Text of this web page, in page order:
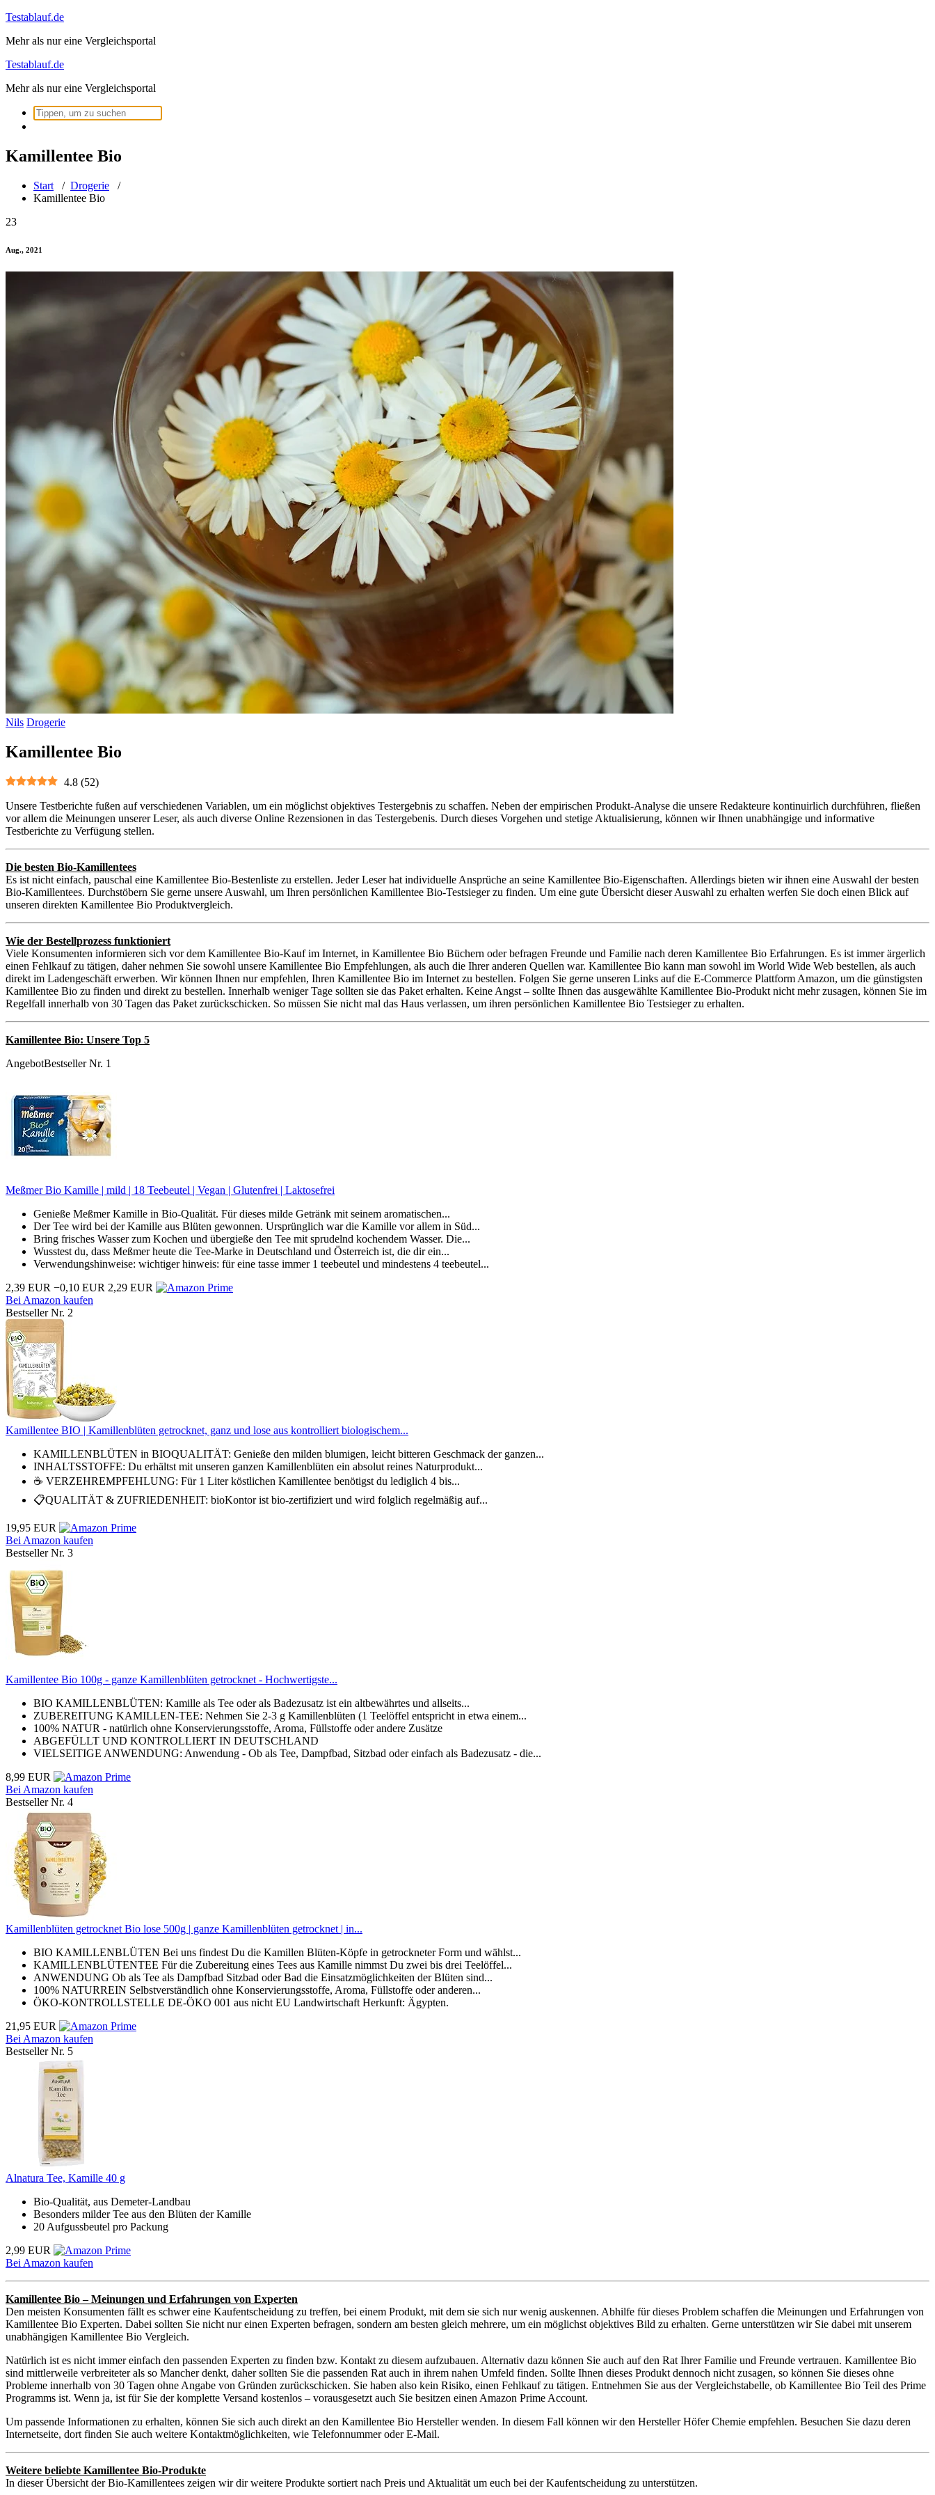
Zum
springen
Testablauf.de
Mehr als nur eine Vergleichsportal
Testablauf.de
Mehr als nur eine Vergleichsportal
Suchen
nach:
Kamillentee Bio
Start / Drogerie /
Kamillentee Bio
23
Aug., 2021
Nils Drogerie
Kamillentee Bio
4.8 (52)
Unsere Testberichte fußen auf verschiedenen Variablen, um ein möglichst objektives Testergebnis zu schaffen. Neben der empirischen Produkt-Analyse die unsere Redakteure kontinuirlich durchführen, fließen
vor allem die Meinungen unserer Leser, als auch diverse Online Rezensionen in das Testergebenis. Durch dieses Vorgehen und stetige Aktualisierung, können wir Ihnen unabhängige und informative
Testberichte zu Verfügung stellen.
Die besten Bio-Kamillentees
Es ist nicht einfach, pauschal eine Kamillentee Bio-Bestenliste zu erstellen. Jeder Leser hat individuelle Ansprüche an seine Kamillentee Bio-Eigenschaften. Allerdings bieten wir ihnen eine Auswahl der besten
Bio-Kamillentees. Durchstöbern Sie gerne unsere Auswahl, um Ihren persönlichen Kamillentee Bio-Testsieger zu finden. Um eine gute Übersicht dieser Auswahl zu erhalten werfen Sie doch einen Blick auf
unseren direkten Kamillentee Bio Produktvergleich.
Wie der Bestellprozess funktioniert
Viele Konsumenten informieren sich vor dem Kamillentee Bio-Kauf im Internet, in Kamillentee Bio Büchern oder befragen Freunde und Familie nach deren Kamillentee Bio Erfahrungen. Es ist immer ärgerlich
einen Fehlkauf zu tätigen, daher nehmen Sie sowohl unsere Kamillentee Bio Empfehlungen, als auch die Ihrer anderen Quellen war. Kamillentee Bio kann man sowohl im World Wide Web bestellen, als auch
direkt im Ladengeschäft erwerben. Wir können Ihnen nur empfehlen, Ihren Kamillentee Bio im Internet zu bestellen. Folgen Sie gerne unseren Links auf die E-Commerce Plattform Amazon, um die günstigsten
Kamillentee Bio zu finden und direkt zu bestellen. Innerhalb weniger Tage sollten sie das Paket erhalten. Keine Angst – sollte Ihnen das ausgewählte Kamillentee Bio-Produkt nicht mehr zusagen, können Sie im
Regelfall innerhalb von 30 Tagen das Paket zurückschicken. So müssen Sie nicht mal das Haus verlassen, um ihren persönlichen Kamillentee Bio Testsieger zu erhalten.
Kamillentee Bio: Unsere Top 5
AngebotBestseller Nr. 1
Meßmer Bio Kamille | mild | 18 Teebeutel | Vegan | Glutenfrei | Laktosefrei
Genieße Meßmer Kamille in Bio-Qualität. Für dieses milde Getränk mit seinem aromatischen...
Der Tee wird bei der Kamille aus Blüten gewonnen. Ursprünglich war die Kamille vor allem in Süd...
Bring frisches Wasser zum Kochen und übergieße den Tee mit sprudelnd kochendem Wasser. Die...
Wusstest du, dass Meßmer heute die Tee-Marke in Deutschland und Österreich ist, die dir ein...
Verwendungshinweise: wichtiger hinweis: für eine tasse immer 1 teebeutel und mindestens 4 teebeutel...
2,39 EUR −0,10 EUR 2,29 EUR
Bei Amazon kaufen
Bestseller Nr. 2
Kamillentee BIO | Kamillenblüten getrocknet, ganz und lose aus kontrolliert biologischem...
KAMILLENBLÜTEN in BIOQUALITÄT: Genieße den milden blumigen, leicht bitteren Geschmack der ganzen...
INHALTSSTOFFE: Du erhältst mit unseren ganzen Kamillenblüten ein absolut reines Naturprodukt...
☕️ VERZEHREMPFEHLUNG: Für 1 Liter köstlichen Kamillentee benötigst du lediglich 4 bis...
📋QUALITÄT & ZUFRIEDENHEIT: bioKontor ist bio-zertifiziert und wird folglich regelmäßig auf...
19,95 EUR
Bei Amazon kaufen
Bestseller Nr. 3
Kamillentee Bio 100g - ganze Kamillenblüten getrocknet - Hochwertigste...
BIO KAMILLENBLÜTEN: Kamille als Tee oder als Badezusatz ist ein altbewährtes und allseits...
ZUBEREITUNG KAMILLEN-TEE: Nehmen Sie 2-3 g Kamillenblüten (1 Teelöffel entspricht in etwa einem...
100% NATUR - natürlich ohne Konservierungsstoffe, Aroma, Füllstoffe oder andere Zusätze
ABGEFÜLLT UND KONTROLLIERT IN DEUTSCHLAND
VIELSEITIGE ANWENDUNG: Anwendung - Ob als Tee, Dampfbad, Sitzbad oder einfach als Badezusatz - die...
8,99 EUR
Bei Amazon kaufen
Bestseller Nr. 4
Kamillenblüten getrocknet Bio lose 500g | ganze Kamillenblüten getrocknet | in...
BIO KAMILLENBLÜTEN Bei uns findest Du die Kamillen Blüten-Köpfe in getrockneter Form und wählst...
KAMILLENBLÜTENTEE Für die Zubereitung eines Tees aus Kamille nimmst Du zwei bis drei Teelöffel...
ANWENDUNG Ob als Tee als Dampfbad Sitzbad oder Bad die Einsatzmöglichkeiten der Blüten sind...
100% NATURREIN Selbstverständlich ohne Konservierungsstoffe, Aroma, Füllstoffe oder anderen...
ÖKO-KONTROLLSTELLE DE-ÖKO 001 aus nicht EU Landwirtschaft Herkunft: Ägypten.
21,95 EUR
Bei Amazon kaufen
Bestseller Nr. 5
Alnatura Tee, Kamille 40 g
Bio-Qualität, aus Demeter-Landbau
Besonders milder Tee aus den Blüten der Kamille
20 Aufgussbeutel pro Packung
2,99 EUR
Bei Amazon kaufen
Kamillentee Bio – Meinungen und Erfahrungen von Experten
Den meisten Konsumenten fällt es schwer eine Kaufentscheidung zu treffen, bei einem Produkt, mit dem sie sich nur wenig auskennen. Abhilfe für dieses Problem schaffen die Meinungen und Erfahrungen von
Kamillentee Bio Experten. Dabei sollten Sie nicht nur einen Experten befragen, sondern am besten gleich mehrere, um ein möglichst objektives Bild zu erhalten. Gerne unterstützen wir Sie dabei mit unserem
unabhängigen Kamillentee Bio Vergleich.
Natürlich ist es nicht immer einfach den passenden Experten zu finden bzw. Kontakt zu diesem aufzubauen. Alternativ dazu können Sie auch auf den Rat Ihrer Familie und Freunde vertrauen. Kamillentee Bio
sind mittlerweile verbreiteter als so Mancher denkt, daher sollten Sie die passenden Rat auch in ihrem nahen Umfeld finden. Sollte Ihnen dieses Produkt dennoch nicht zusagen, so können Sie dieses ohne
Probleme innerhalb von 30 Tagen ohne Angabe von Gründen zurückschicken. Sie haben also kein Risiko, einen Fehlkauf zu tätigen. Entnehmen Sie aus der Vergleichstabelle, ob Kamillentee Bio Teil des Prime
Programms ist. Wenn ja, ist für Sie der komplette Versand kostenlos – vorausgesetzt auch Sie besitzen einen Amazon Prime Account.
Um passende Informationen zu erhalten, können Sie sich auch direkt an den Kamillentee Bio Hersteller wenden. In diesem Fall können wir den Hersteller Höfer Chemie empfehlen. Besuchen Sie dazu deren
Internetseite, dort finden Sie auch weitere Kontaktmöglichkeiten, wie Telefonnummer oder E-Mail.
Weitere beliebte Kamillentee Bio-Produkte
In dieser Übersicht der Bio-Kamillentees zeigen wir dir weitere Produkte sortiert nach Preis und Aktualität um euch bei der Kaufentscheidung zu unterstützen.